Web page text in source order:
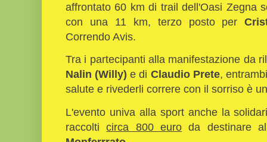
affrontato 60 km di trail dell'Oasi Zegna
con una 11 km, terzo posto per
Correndo Avis.
Tra i partecipanti alla manifestazione da
Nalin (Willy) e di Claudio Prete,
salute e rivederli correre con il sorriso è
L'evento univa alla sport anche la
raccolticirca 800 euro da destinare